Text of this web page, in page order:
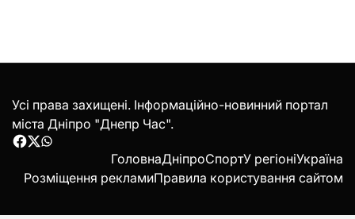
Усі права захищені. Інформаційно-новинний портал
міста Дніпро "Днепр Час".
Facebook
Twitter
WhatsApp
ГоловнаДніпроСпортУ регіоніУкраїна
Розміщення рекламиПравила користування сайтом